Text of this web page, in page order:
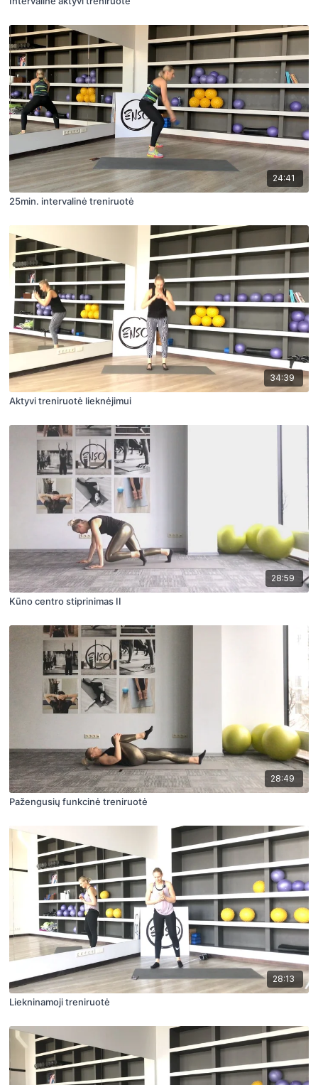
24:41
25min. intervalinė treniruotė
34:39
Aktyvi treniruotė lieknėjimui
28:59
Kūno centro stiprinimas II
28:49
Pažengusių funkcinė treniruotė
28:13
Liekninamoji treniruotė